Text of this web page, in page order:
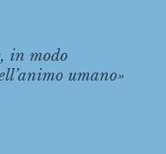
in modo
umano»